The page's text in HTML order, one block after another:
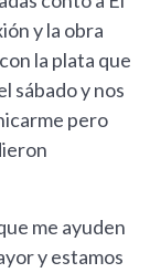
y la obra
la plata que
sábado y nos
pero
me ayuden
y estamos